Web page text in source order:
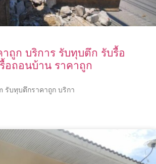
ถูก บริการ รับทุบตึก รับรื้อ
อถอนบ้าน ราคาถูก
รับทุบตึกราคาถูก บริกา